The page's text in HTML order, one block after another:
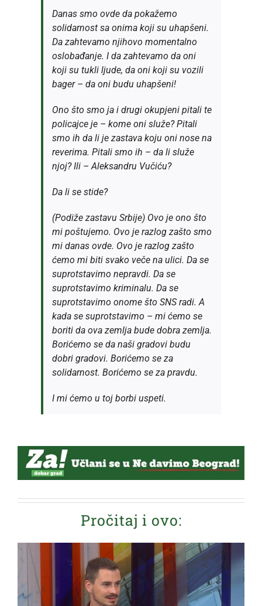
Danas smo ovde da pokažemo
solidarnost sa onima koji su uhapšeni.
Da zahtevamo njihovo momentalno
oslobađanje. I da zahtevamo da oni
koji su tukli ljude, da oni koji su vozili
bager – da oni budu uhapšeni!
Ono što smo ja i drugi okupjeni pitali te
policajce je – kome oni služe? Pitali
smo ih da li je zastava koju oni nose na
reverima. Pitali smo ih – da li služe
njoj? Ili – Aleksandru Vučiću?
Da li se stide?
(Podiže zastavu Srbije) Ovo je ono što
mi poštujemo. Ovo je razlog zašto smo
mi danas ovde. Ovo je razlog zašto
ćemo mi biti svako veče na ulici. Da se
suprotstavimo nepravdi. Da se
suprotstavimo kriminalu. Da se
suprotstavimo onome što SNS radi. A
kada se suprotstavimo – mi ćemo se
boriti da ova zemlja bude dobra zemlja.
Borićemo se da naši gradovi budu
dobri gradovi. Borićemo se za
solidarnost. Borićemo se za pravdu.
I mi ćemo u toj borbi uspeti.
Pročitaj i ovo: